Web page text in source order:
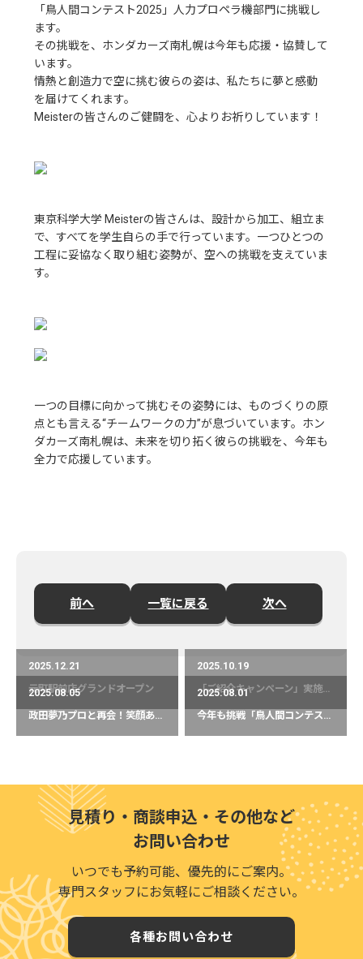
「鳥人間コンテスト2025」人力プロペラ機部門に挑戦し
ます。
その挑戦を、ホンダカーズ南札幌は今年も応援・協賛して
います。
情熱と創造力で空に挑む彼らの姿は、私たちに夢と感動
を届けてくれます。
Meisterの皆さんのご健闘を、心よりお祈りしています！
東京科学大学 Meisterの皆さんは、設計から加工、組立ま
で、すべてを学生自らの手で行っています。一つひとつの
工程に妥協なく取り組む姿勢が、空への挑戦を支えていま
す。
一つの目標に向かって挑むその姿勢には、ものづくりの原
点とも言える“チームワークの力”が息づいています。ホン
ダカーズ南札幌は、未来を切り拓く彼らの挑戦を、今年も
全力で応援しています。
前へ 一覧に戻る 次へ
2025.12.21
元町駅前店グランドオープン
2025.10.19
2025.08.05
政田夢乃プロと再会！笑顔あふれる時間でした
2025.08.01
今年も挑戦「鳥人間コンテスト2025」
見積り・商談申込・その他など
お問い合わせ
いつでも予約可能、優先的にご案内。
専門スタッフにお気軽にご相談ください。
各種お問い合わせ